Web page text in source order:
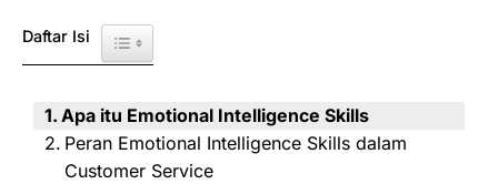
Daftar Isi Toggle Table of Content
Apa itu Emotional Intelligence Skills
Peran Emotional Intelligence Skills dalam
Customer Service